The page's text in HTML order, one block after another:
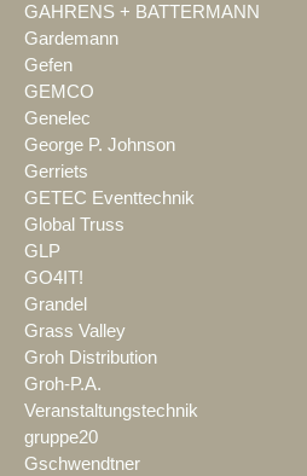
GAHRENS + BATTERMANN
Gardemann
Gefen
GEMCO
Genelec
George P. Johnson
Gerriets
GETEC Eventtechnik
Global Truss
GLP
GO4IT!
Grandel
Grass Valley
Groh Distribution
Groh-P.A.
Veranstaltungstechnik
gruppe20
Gschwendtner